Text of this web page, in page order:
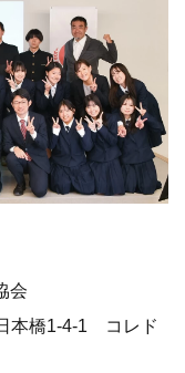
会
本橋1-4-1 コレド